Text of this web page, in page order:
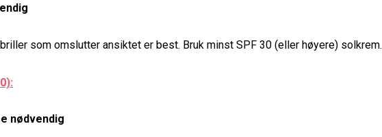
som omslutter ansiktet er best. Bruk minst SPF 30 (eller høyere) solkrem.
nødvendig